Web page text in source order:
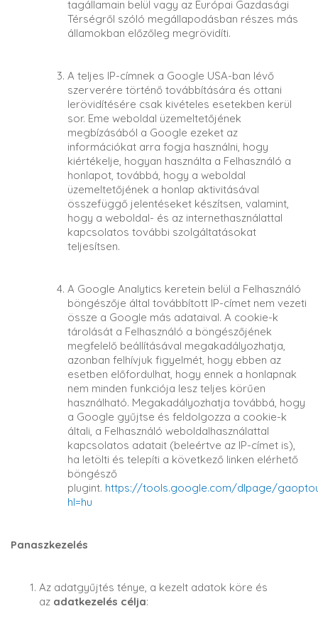
tagállamain belül vagy az Európai Gazdasági
Térségről szóló megállapodásban részes más
államokban előzőleg megrövidíti.
A teljes IP-címnek a Google USA-ban lévő
szerverére történő továbbítására és ottani
lerövidítésére csak kivételes esetekben kerül
sor. Eme weboldal üzemeltetőjének
megbízásából a Google ezeket az
információkat arra fogja használni, hogy
kiértékelje, hogyan használta a Felhasználó a
honlapot, továbbá, hogy a weboldal
üzemeltetőjének a honlap aktivitásával
összefüggő jelentéseket készítsen, valamint,
hogy a weboldal- és az internethasználattal
kapcsolatos további szolgáltatásokat
teljesítsen.
A Google Analytics keretein belül a Felhasználó
böngészője által továbbított IP-címet nem vezeti
össze a Google más adataival. A cookie-k
tárolását a Felhasználó a böngészőjének
megfelelő beállításával megakadályozhatja,
azonban felhívjuk figyelmét, hogy ebben az
esetben előfordulhat, hogy ennek a honlapnak
nem minden funkciója lesz teljes körűen
használható. Megakadályozhatja továbbá, hogy
a Google gyűjtse és feldolgozza a cookie-k
általi, a Felhasználó weboldalhasználattal
kapcsolatos adatait (beleértve az IP-címet is),
ha letölti és telepíti a következő linken elérhető
böngésző
plugint. https://tools.google.com/dlpage/
hl=hu
Panaszkezelés
Az adatgyűjtés ténye, a kezelt adatok köre és
az adatkezelés célja: